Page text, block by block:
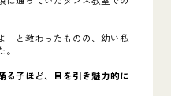
」と教わったものの、幼い私
る子ほど、目を引き魅力的に